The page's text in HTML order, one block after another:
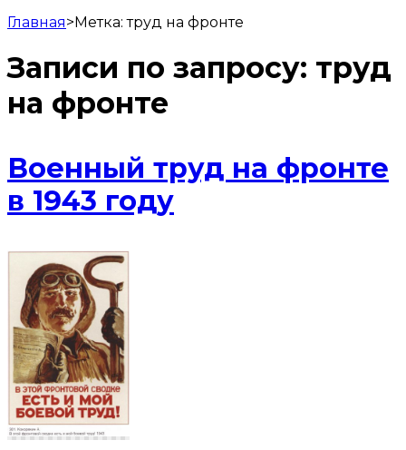
Главная>Метка:труд на фронте
Записи по запросу: труд
на фронте
Военный труд на фронте
в 1943 году